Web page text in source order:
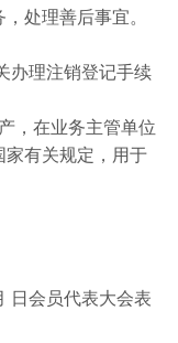
处理善后事宜。
理注销登记手续
在业务主管单位
家有关规定，用于
会员代表大会表